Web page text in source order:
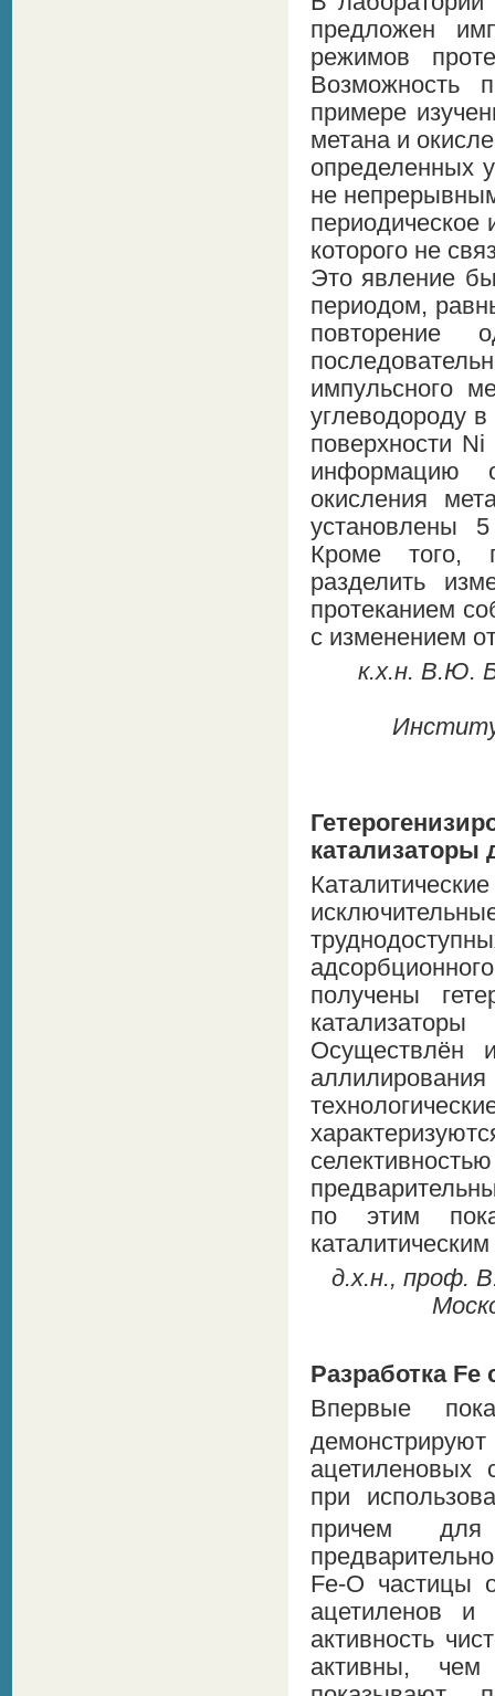
предложен
режимов
Возможность
примере
метана и
определенных
не
периодическое
которого не
Это явление
периодом,
повторение
импульсного
углеводороду
поверхности
информацию
окисления
установлены
Кроме того,
разделить
протеканием
с изменением
к.х.н. В.Ю.
катализаторы
получены
Осуществлён
по этим
д.х.н., проф.
Разработка
Впервые
ацетиленовых
при
причем для
Fe-O частицы
ацетиленов и
активность
активны, чем